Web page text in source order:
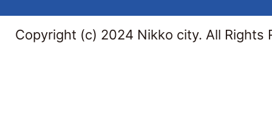
Copyright (c) 2024 Nikko city. All Rights